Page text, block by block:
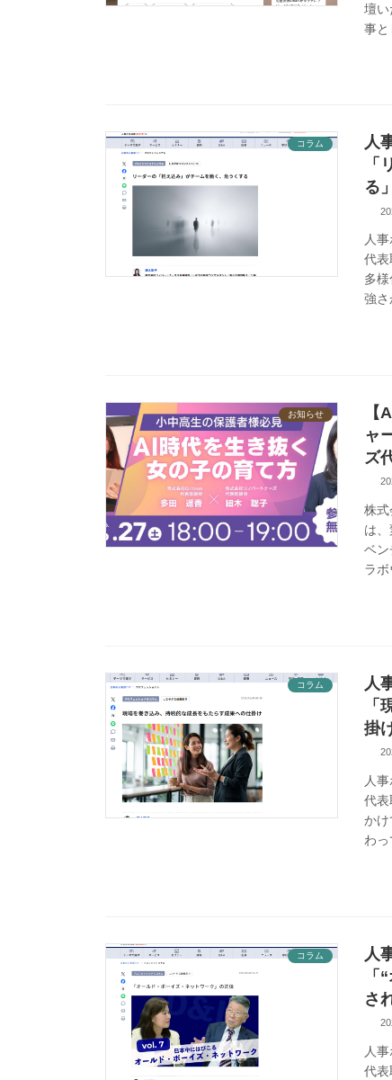
壇い
事
コラム
人
「
る
人
代表
多
強
お知らせ
【
ャ
ズ
株式
は
ベン
ラ
コラム
人
「
掛
人
代表
かけ
わ
コラム
人
「
さ
人
代表